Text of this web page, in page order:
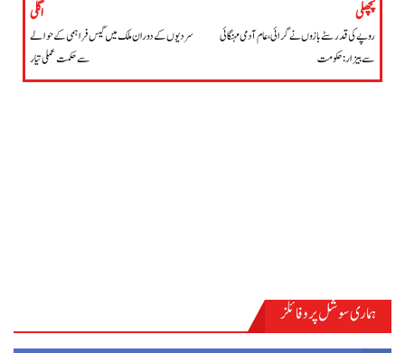
پچھلی
روپے کی قدر سٹے بازوں نے گرائی، عام آدمی مہنگائی
سے بیزار: حکومت
اگلی
سردیوں کے دوران ملک میں گیس فراہمی کے حوالے
سے حکمت عملی تیار
ہماری سوشل پروفائلز